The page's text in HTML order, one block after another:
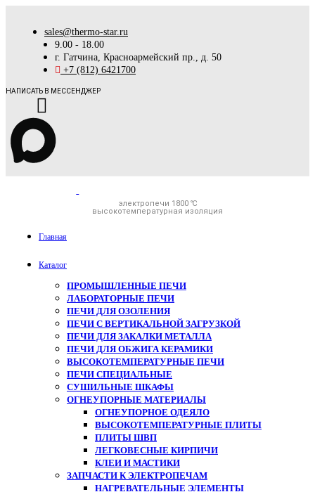
sales@thermo-star.ru
9.00 - 18.00
г. Гатчина, Красноармейский пр., д. 50
+7 (812) 6421700
НАПИСАТЬ В МЕССЕНДЖЕР
электропечи 1800 ℃
высокотемпературная изоляция
Главная
Каталог
ПРОМЫШЛЕННЫЕ ПЕЧИ
ЛАБОРАТОРНЫЕ ПЕЧИ
ПЕЧИ ДЛЯ ОЗОЛЕНИЯ
ПЕЧИ С ВЕРТИКАЛЬНОЙ ЗАГРУЗКОЙ
ПЕЧИ ДЛЯ ЗАКАЛКИ МЕТАЛЛА
ПЕЧИ ДЛЯ ОБЖИГА КЕРАМИКИ
ВЫСОКОТЕМПЕРАТУРНЫЕ ПЕЧИ
ПЕЧИ СПЕЦИАЛЬНЫЕ
СУШИЛЬНЫЕ ШКАФЫ
ОГНЕУПОРНЫЕ МАТЕРИАЛЫ
ОГНЕУПОРНОЕ ОДЕЯЛО
ВЫСОКОТЕМПЕРАТУРНЫЕ ПЛИТЫ
ПЛИТЫ ШВП
ЛЕГКОВЕСНЫЕ КИРПИЧИ
КЛЕИ И МАСТИКИ
ЗАПЧАСТИ К ЭЛЕКТРОПЕЧАМ
НАГРЕВАТЕЛЬНЫЕ ЭЛЕМЕНТЫ